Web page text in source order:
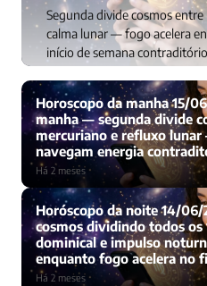
Segunda divide cosmos
calma lunar — fogo acelera
início de semana contraditório
Há 2 meses · Por Dabliu Mendes
Horoscopo da manha 15/
manha — segunda divide
mercuriano e refluxo
navegam energia
Há 2 meses
Horóscopo da noite 14/
cosmos dividindo todos os
dominical e impulso
enquanto fogo acelera no
Há 2 meses